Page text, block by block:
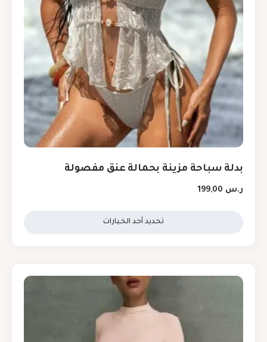
بدلة سباحة مزينة بحمالة عنق مفصولة
ر.س
تحديد أحد الخيارات